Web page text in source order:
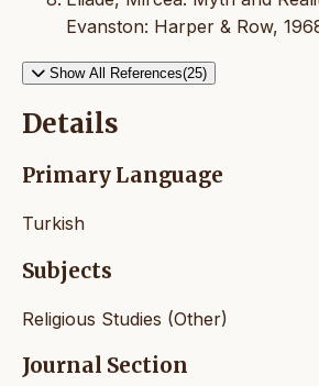
Evanston: Harper & Row,
Show All References(25)
Details
Primary Language
Turkish
Subjects
Religious Studies (Other)
Journal Section